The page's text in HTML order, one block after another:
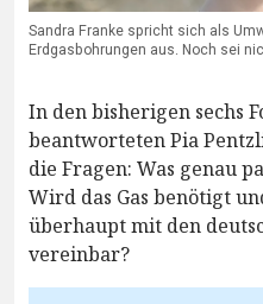
Sandra Franke spricht sich als
Erdgasbohrungen aus. Noch sei
In den bisherigen sechs
beantworteten Pia
die Fragen: Was genau
Wird das Gas benötigt
überhaupt mit den
vereinbar?